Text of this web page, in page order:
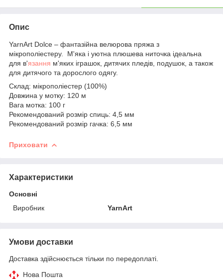
Опис
YarnArt Dolce – фантазійна велюрова пряжа з
мікрополіестеру. М'яка і уютна плюшева ниточка ідеальна
для в'язання м'яких іграшок, дитячих пледів, подушок, а також
для дитячого та дорослого одягу.
Склад: мікрополіестер (100%)
Довжина у мотку: 120 м
Вага мотка: 100 г
Рекомендований розмір спиць: 4,5 мм
Рекомендований розмір гачка: 6,5 мм
Приховати
Характеристики
Основні
Виробник
YarnArt
Умови доставки
Доставка здійснюється тільки по передоплаті.
Нова Пошта